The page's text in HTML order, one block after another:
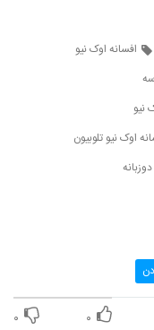
افسانه اوک نیو دوبله شبکه
افسانه اوک نیو دوبله شبکه
افسانه اوک نیو
نیو
اوک نیو تلوبیون
۰ ۰